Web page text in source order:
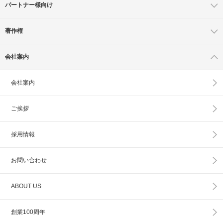
パートナー様向け
著作権
会社案内
会社案内
ご挨拶
採用情報
お問い合わせ
ABOUT US
創業100周年